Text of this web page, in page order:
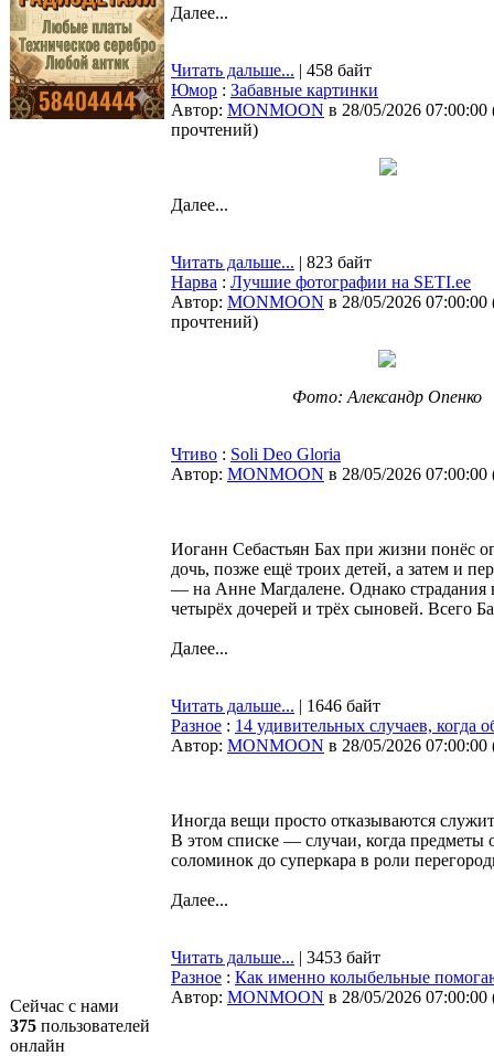
Сейчас с нами
375 пользователей
онлайн
Далее...
Читать дальше... | 458 байт
Юмор : Забавные картинки
Автор: MONMOON в 28/05/2026 07:00:00
прочтений)
Далее...
Читать дальше... | 823 байт
Нарва : Лучшие фотографии на SETI.ee
Автор: MONMOON в 28/05/2026 07:00:00
прочтений)
Фото: Александр Опенко
Чтиво : Soli Deo Gloria
Автор: MONMOON в 28/05/2026 07:00:00
Иоганн Себастьян Бах при жизни понёс
дочь, позже ещё троих детей, а затем и
— на Анне Магдалене. Однако страдания
четырёх дочерей и трёх сыновей. Всего
Далее...
Читать дальше... | 1646 байт
Разное : 14 удивительных случаев, когда
Автор: MONMOON в 28/05/2026 07:00:00
Иногда вещи просто отказываются
В этом списке — случаи, когда предметы
соломинок до суперкара в роли
Далее...
Читать дальше... | 3453 байт
Разное : Как именно колыбельные
Автор: MONMOON в 28/05/2026 07:00:00